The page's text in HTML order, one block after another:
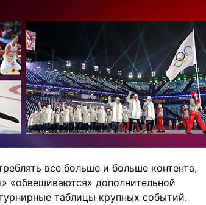
все больше и больше контента,
«обвешиваются» дополнительной
таблицы крупных событий.